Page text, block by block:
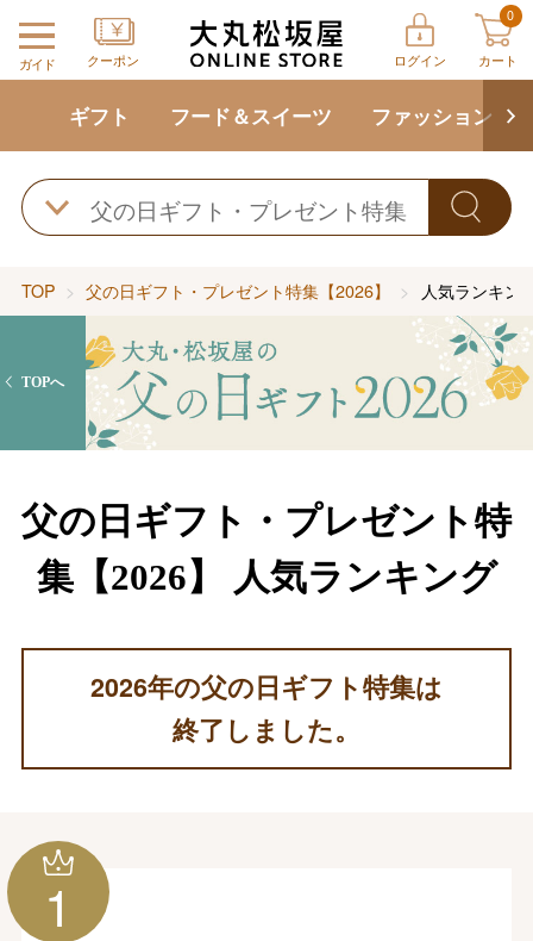
ガイド クーポン ログイン
0
カート
ギフト フード＆スイーツ ファッション
TOP 父の日ギフト・プレゼント特集【2026】 人気ランキン
TOPへ
父の日ギフト・プレゼント特
集【2026】 人気ランキング
2026年の父の日ギフト特集は
終了しました。
1